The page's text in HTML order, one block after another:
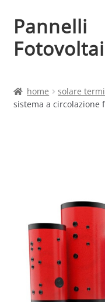
Vai
alla
navigazione
Vai
al
contenuto
Pannelli
Cart
My account
Produttori
Sample Page
home solare
sistema a circolazione